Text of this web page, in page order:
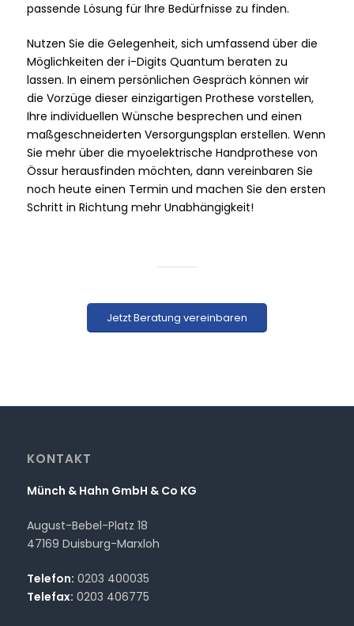
passende Lösung für Ihre Bedürfnisse zu finden.
Nutzen Sie die Gelegenheit, sich umfassend über die
Möglichkeiten der i-Digits Quantum beraten zu
lassen. In einem persönlichen Gespräch können wir
die Vorzüge dieser einzigartigen Prothese vorstellen,
Ihre individuellen Wünsche besprechen und einen
maßgeschneiderten Versorgungsplan erstellen. Wenn
Sie mehr über die myoelektrische Handprothese von
Össur herausfinden möchten, dann vereinbaren Sie
noch heute einen Termin und machen Sie den ersten
Schritt in Richtung mehr Unabhängigkeit!
Jetzt Beratung vereinbaren
KONTAKT
Münch & Hahn GmbH & Co KG
August-Bebel-Platz 18
47169 Duisburg-Marxloh
Telefon: 0203 400035
Telefax: 0203 406775